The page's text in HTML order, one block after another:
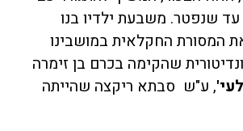
שנפטר. משבעת ילדיו בנו
המסורת החקלאית במושבינו
שהקימה בכרם בן זימרה
', ע"ש סבתא ריקצה שהייתה